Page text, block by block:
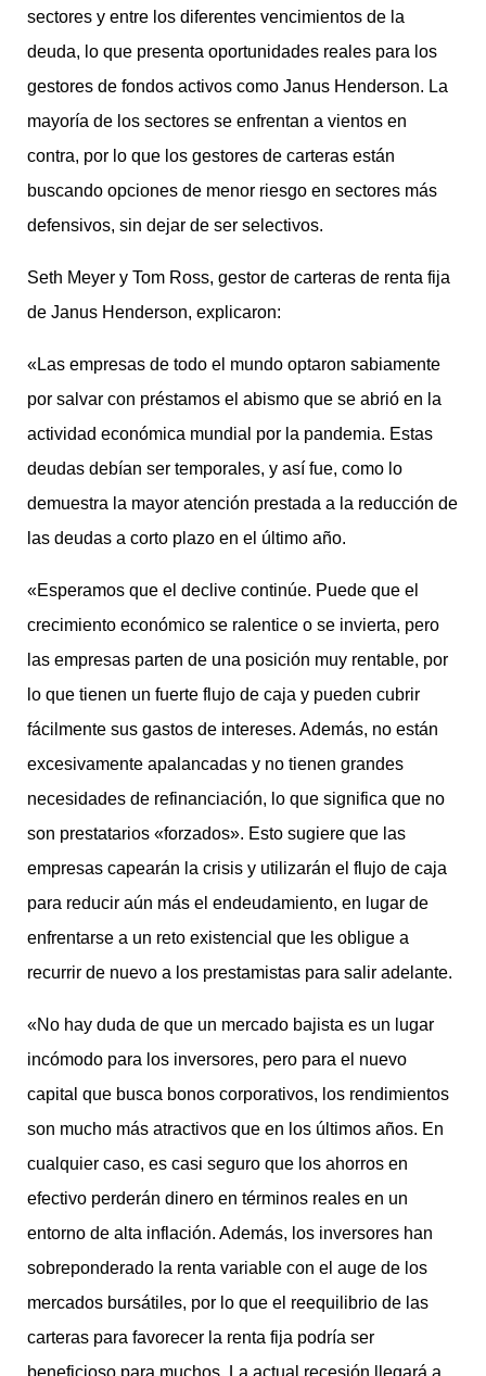
sectores y entre los diferentes vencimientos de la
deuda, lo que presenta oportunidades reales para los
gestores de fondos activos como Janus Henderson. La
mayoría de los sectores se enfrentan a vientos en
contra, por lo que los gestores de carteras están
buscando opciones de menor riesgo en sectores más
defensivos, sin dejar de ser selectivos.
Seth Meyer y Tom Ross, gestor de carteras de renta fija
de Janus Henderson, explicaron:
«Las empresas de todo el mundo optaron sabiamente
por salvar con préstamos el abismo que se abrió en la
actividad económica mundial por la pandemia. Estas
deudas debían ser temporales, y así fue, como lo
demuestra la mayor atención prestada a la reducción de
las deudas a corto plazo en el último año.
«Esperamos que el declive continúe. Puede que el
crecimiento económico se ralentice o se invierta, pero
las empresas parten de una posición muy rentable, por
lo que tienen un fuerte flujo de caja y pueden cubrir
fácilmente sus gastos de intereses. Además, no están
excesivamente apalancadas y no tienen grandes
necesidades de refinanciación, lo que significa que no
son prestatarios «forzados». Esto sugiere que las
empresas capearán la crisis y utilizarán el flujo de caja
para reducir aún más el endeudamiento, en lugar de
enfrentarse a un reto existencial que les obligue a
recurrir de nuevo a los prestamistas para salir adelante.
«No hay duda de que un mercado bajista es un lugar
incómodo para los inversores, pero para el nuevo
capital que busca bonos corporativos, los rendimientos
son mucho más atractivos que en los últimos años. En
cualquier caso, es casi seguro que los ahorros en
efectivo perderán dinero en términos reales en un
entorno de alta inflación. Además, los inversores han
sobreponderado la renta variable con el auge de los
mercados bursátiles, por lo que el reequilibrio de las
carteras para favorecer la renta fija podría ser